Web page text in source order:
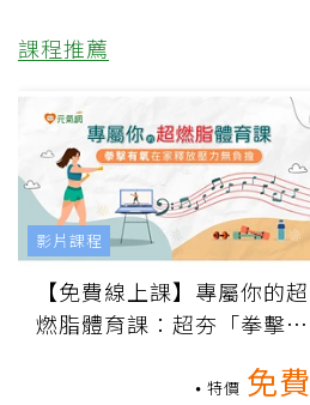
課程推薦
【免費線上課】專屬你的超
燃脂體育課：超夯「拳擊有
特價 免費
影片課程